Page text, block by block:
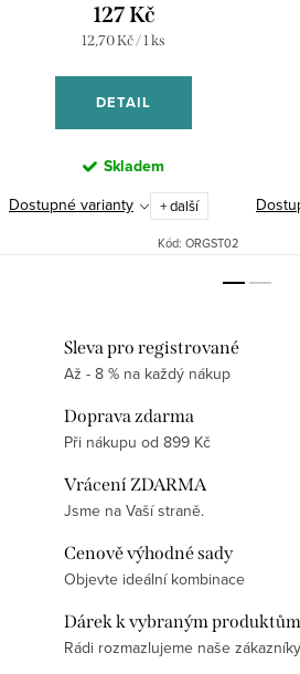
127 Kč
Měrná
12,70 Kč / 1 ks
DETAIL
Skladem
Dostupné varianty
+ další
Kód: ORGST02
Sleva pro registrované
Až - 8 % na každý nákup
Doprava zdarma
Při nákupu od 899 Kč
Vrácení ZDARMA
Jsme na Vaší straně.
Cenově výhodné sady
Objevte ideální kombinace
Dárek k vybraným produktům
Rádi rozmazlujeme naše zákazníky